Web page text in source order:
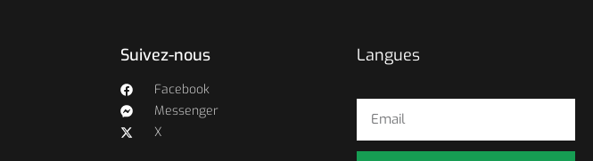
Suivez-nous
Facebook
Messenger
X
Langues